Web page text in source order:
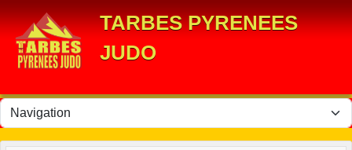
TARBES PYRENEES
JUDO
Panneau de gestion des cookies